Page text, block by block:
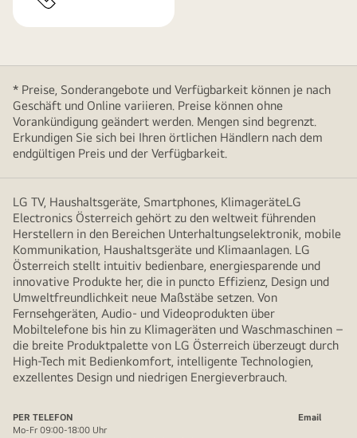
* Preise, Sonderangebote und Verfügbarkeit können je nach
Geschäft und Online variieren. Preise können ohne
Vorankündigung geändert werden. Mengen sind begrenzt.
Erkundigen Sie sich bei Ihren örtlichen Händlern nach dem
endgültigen Preis und der Verfügbarkeit.
LG TV, Haushaltsgeräte, Smartphones, KlimageräteLG
Electronics Österreich gehört zu den weltweit führenden
Herstellern in den Bereichen Unterhaltungselektronik, mobile
Kommunikation, Haushaltsgeräte und Klimaanlagen. LG
Österreich stellt intuitiv bedienbare, energiesparende und
innovative Produkte her, die in puncto Effizienz, Design und
Umweltfreundlichkeit neue Maßstäbe setzen. Von
Fernsehgeräten, Audio- und Videoprodukten über
Mobiltelefone bis hin zu Klimageräten und Waschmaschinen –
die breite Produktpalette von LG Österreich überzeugt durch
High-Tech mit Bedienkomfort, intelligente Technologien,
exzellentes Design und niedrigen Energieverbrauch.
PER TELEFON
Email
Mo-Fr 09:00-18:00 Uhr